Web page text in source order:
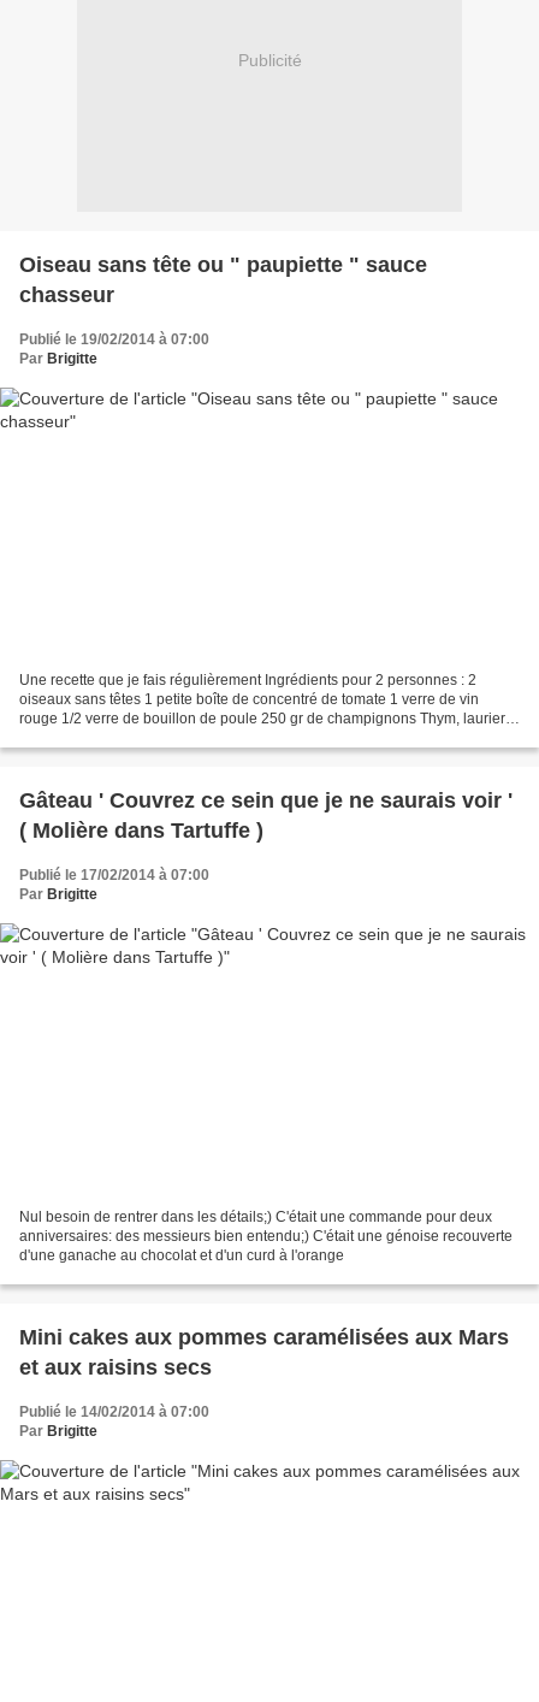
Publicité
Oiseau sans tête ou " paupiette " sauce
chasseur
Publié le 19/02/2014 à 07:00
Par Brigitte
Une recette que je fais régulièrement Ingrédients pour 2 personnes : 2
oiseaux sans têtes 1 petite boîte de concentré de tomate 1 verre de vin
rouge 1/2 verre de bouillon de poule 250 gr de champignons Thym, laurier
Gâteau ' Couvrez ce sein que je ne saurais voir '
( Molière dans Tartuffe )
Publié le 17/02/2014 à 07:00
Par Brigitte
Nul besoin de rentrer dans les détails;) C'était une commande pour deux
anniversaires: des messieurs bien entendu;) C'était une génoise recouverte
d'une ganache au chocolat et d'un curd à l'orange
Mini cakes aux pommes caramélisées aux Mars
et aux raisins secs
Publié le 14/02/2014 à 07:00
Par Brigitte